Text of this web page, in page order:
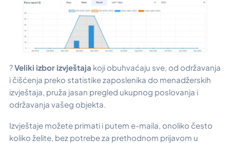
?Veliki izbor izvještaja koji obuhvaćaju sve, od održavanja
i čišćenja preko statistike zaposlenika do menadžerskih
izvještaja, pruža jasan pregled ukupnog poslovanja i
održavanja vašeg objekta.
Izvještaje možete primati i putem e-maila, onoliko često
koliko želite, bez potrebe za prethodnom prijavom u